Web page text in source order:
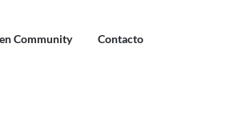
Community Contacto